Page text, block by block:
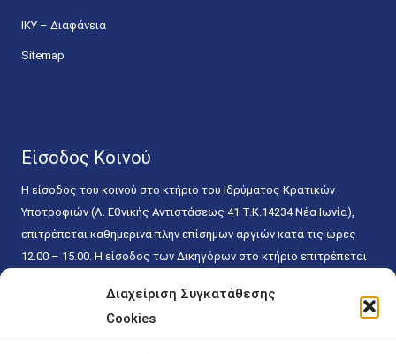
Διαχείριση Συγκατάθεσης
Cookies
ΙΚΥ – Διαφάνεια
Sitemap
Είσοδος Κοινού
Η είσοδος του κοινού στο κτήριο του Ιδρύματος Κρατικών
Υποτροφιών (Λ. Εθνικής Αντιστάσεως 41 T.K.14234 Νέα Ιωνία),
επιτρέπεται καθημερινά πλην επίσημων αργιών κατά τις ώρες
12.00 – 15.00. Η είσοδος των Δικηγόρων στο κτήριο επιτρέπεται
κάθε εργάσιμη ημέρα και ώρα χωρίς κανέναν χρονικό ή άλλο
περιορισμό. Η είσοδος του κοινού ειδικά στο γραφείο του